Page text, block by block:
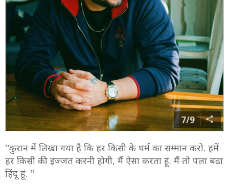
7/9
''कुरान में लिखा गया है कि हर किसी के धर्म का सम्मान करो. हमें
हर किसी की इज्जत करनी होगी, मैं ऐसा करता हूं. मैं तो पला बढ़ा
हिंदू हूं. ''